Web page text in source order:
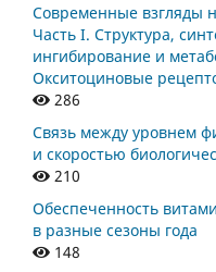
Современные взгляды
Часть I. Структура,
ингибирование и
Окситоциновые
286
Связь между уровнем
и скоростью
210
Обеспеченность
в разные сезоны года
148